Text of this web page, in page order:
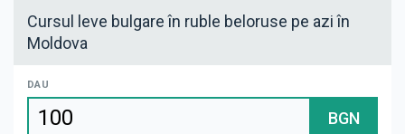
Cursul leve bulgare în ruble beloruse pe azi în
Moldova
DAU
BGN